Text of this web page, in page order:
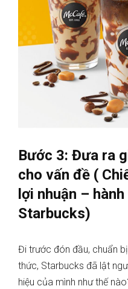
Bước 3: Đưa ra
cho vấn đề (
lợi nhuận –
Starbucks)
Đi trước đón đầu, chuẩn
thức, Starbucks đã lật
hiệu của mình như thế